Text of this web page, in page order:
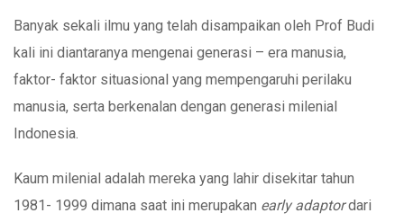
Banyak sekali ilmu yang telah disampaikan oleh Prof Budi
kali ini diantaranya mengenai generasi – era manusia,
faktor- faktor situasional yang mempengaruhi perilaku
manusia, serta berkenalan dengan generasi milenial
Indonesia.
Kaum milenial adalah mereka yang lahir disekitar tahun
1981- 1999 dimana saat ini merupakan early adaptordari